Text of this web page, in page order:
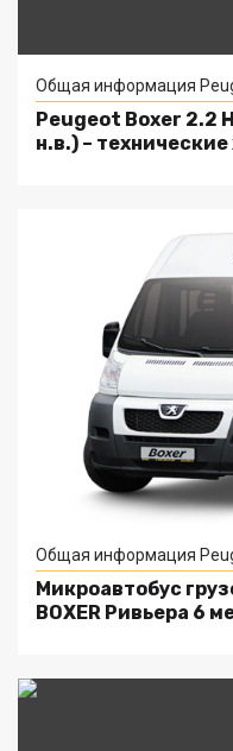
Общая информация
Peugeot Boxer 2.2
н.в.) –
Общая информация
Микроавтобус
BOXER Ривьера 6